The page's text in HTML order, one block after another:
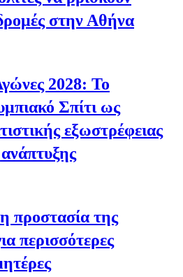
στην Αθήνα
2028: Το
Σπίτι ως
εξωστρέφειας
προστασία της
περισσότερες